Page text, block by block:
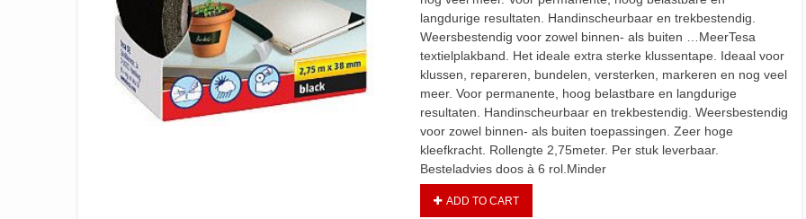
langdurige resultaten. Handinscheurbaar en trekbestendig.
Weersbestendig voor zowel binnen- als buiten …MeerTesa
textielplakband. Het ideale extra sterke klussentape. Ideaal voor
klussen, repareren, bundelen, versterken, markeren en nog veel
meer. Voor permanente, hoog belastbare en langdurige
resultaten. Handinscheurbaar en trekbestendig. Weersbestendig
voor zowel binnen- als buiten toepassingen. Zeer hoge
kleefkracht. Rollengte 2,75meter. Per stuk leverbaar.
Besteladvies doos à 6 rol.Minder
ADD TO CART